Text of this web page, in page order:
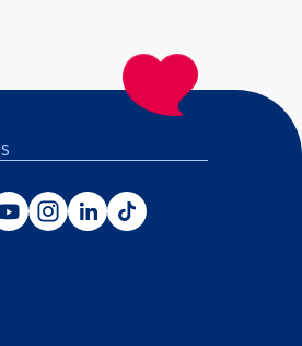
YoutubeInstagram
LinkedinTiktok